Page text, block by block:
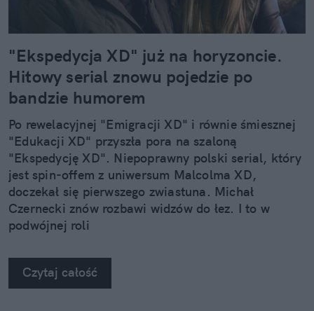
"Ekspedycja XD" już na horyzoncie.
Hitowy serial znowu pojedzie po
bandzie humorem
Po rewelacyjnej "Emigracji XD" i równie śmiesznej
"Edukacji XD" przyszła pora na szaloną
"Ekspedycję XD". Niepoprawny polski serial, który
jest spin-offem z uniwersum Malcolma XD,
doczekał się pierwszego zwiastuna. Michał
Czernecki znów rozbawi widzów do łez. I to w
podwójnej roli
Czytaj całość